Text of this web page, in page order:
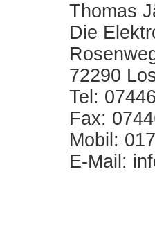
Thomas
Die
72290
Tel:
Fax:
Mobil:
E-Mail: